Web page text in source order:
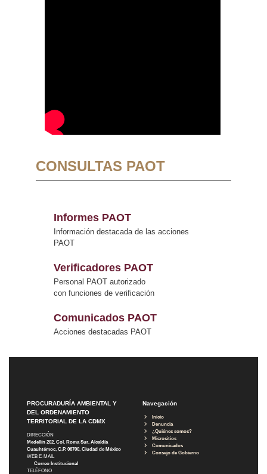
CONSULTAS PAOT
Informes PAOT
Información destacada de las acciones
PAOT
Verificadores PAOT
Personal PAOT autorizado
con funciones de verificación
Comunicados PAOT
Acciones destacadas PAOT
PROCURADURÍA AMBIENTAL Y
DEL ORDENAMIENTO
TERRITORIAL DE LA CDMX
DIRECCIÓN
Medellín 202, Col. Roma Sur, Alcaldía
Cuauhtémoc, C.P. 06700, Ciudad de México
WEB E-MAIL
Correo Institucional
TELÉFONO
Navegación
Inicio
Denuncia
¿Quiénes somos?
Micrositios
Comunicados
Consejo de Gobierno